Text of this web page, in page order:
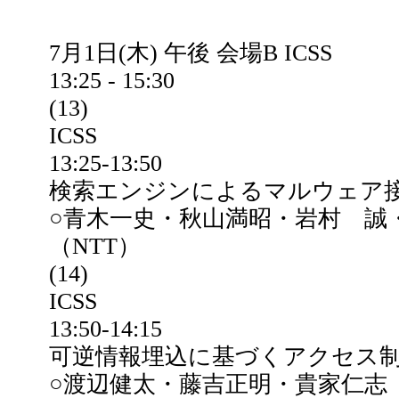
7月1日(木) 午後 会場B ICSS
13:25 - 15:30
(13)
ICSS
13:25-13:50
検索エンジンによるマルウェア
○青木一史・秋山満昭・岩村 誠
（NTT）
(14)
ICSS
13:50-14:15
可逆情報埋込に基づくアクセス
○渡辺健太・藤吉正明・貴家仁志